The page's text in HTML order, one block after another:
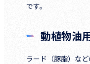
です。
動植物油
ラード（豚脂）な